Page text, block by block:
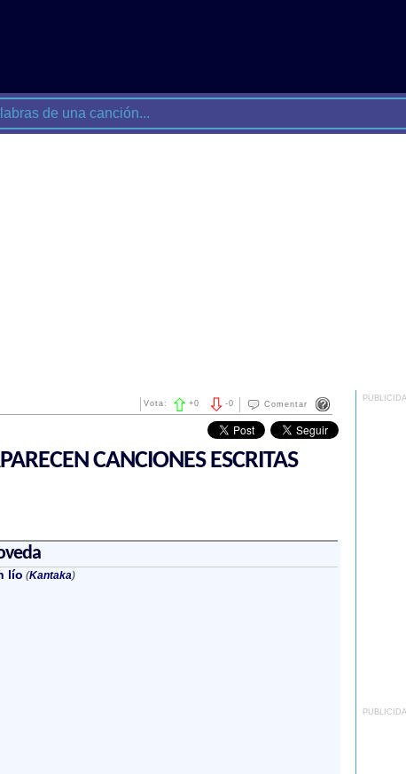
Comentar
-0
Vota: +0
CANCIONES ESCRITAS
lío (Kantaka)